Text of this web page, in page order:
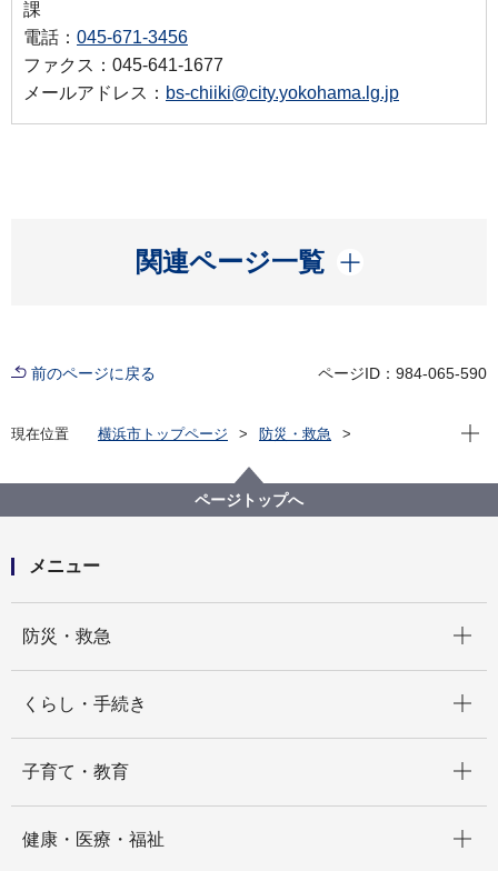
課
電話： 045-671-3456
ファクス：045-641-1677
メールアドレス： bs-chiiki@city.yokohama.lg.jp
関連ページ一覧
開く
前のページに戻る ページID：984-065-590
現在位置 横浜市トップページ
防災・救急
浸水ハザードマップ（都筑区版）
現在
ページトップへ
メニュー
防災・救急
くらし・手続き
子育て・教育
健康・医療・福祉